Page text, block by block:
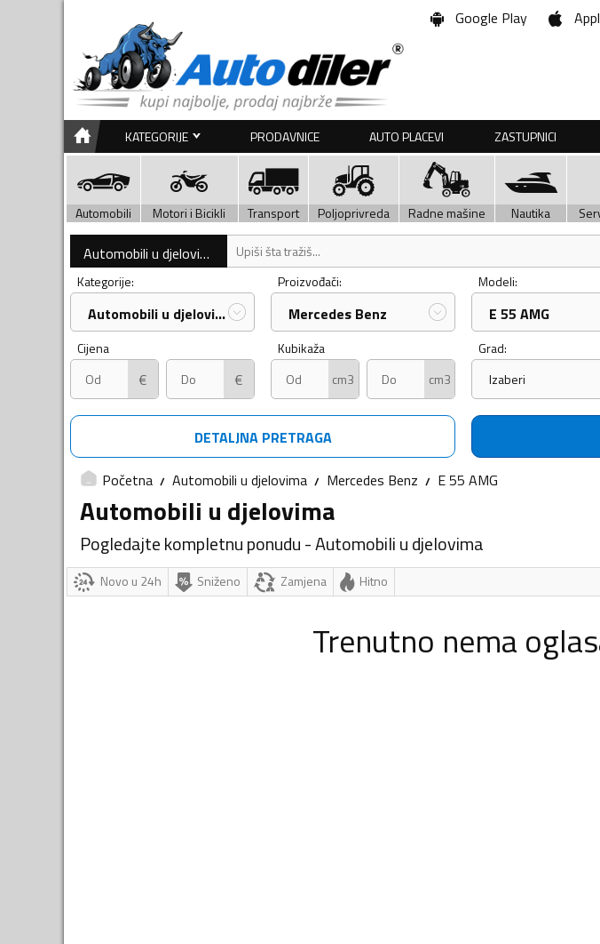
Google Play
KATEGORIJE PRODAVNICE AUTO PLACEVI ZASTUPNICI
Automobili Motori i Bicikli Transport Poljoprivreda Radne mašine Nautika
Automobili u djelovima
Kategorije:
Automobili u djelovima
Proizvođači:
Mercedes Benz
Modeli:
E 55 AMG
Cijena
€ €
Kubikaža
cm3
cm3
Grad:
Izaberi
DETALJNA PRETRAGA
Početna Automobili u djelovima Mercedes Benz E 55 AMG
Automobili u djelovima
Pogledajte kompletnu ponudu - Automobili u djelovima
Novo u 24h Sniženo Zamjena Hitno
Trenutno nema